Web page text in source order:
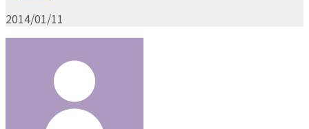
2014/01/11